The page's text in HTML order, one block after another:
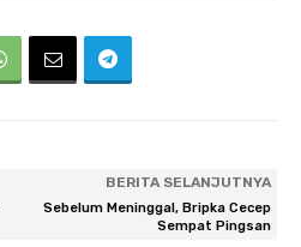
BERITA SELANJUTNYA
Sebelum Meninggal, Bripka Cecep
Sempat Pingsan